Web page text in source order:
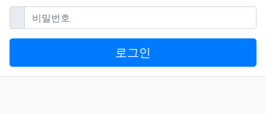
비밀번호필수
로그인